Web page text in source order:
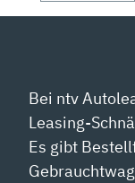
ANZEIGEN
Bei ntv
Leasing-
Es gibt